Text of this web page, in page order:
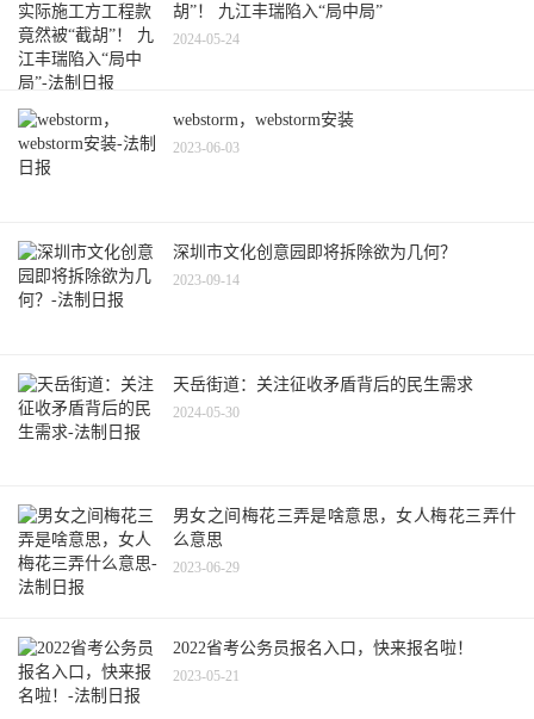
胡”！ 九江丰瑞陷入“局中局”
2024-05-24
webstorm，webstorm安装
2023-06-03
深圳市文化创意园即将拆除欲为几何？
2023-09-14
天岳街道：关注征收矛盾背后的民生需求
2024-05-30
男女之间梅花三弄是啥意思，女人梅花三弄什
么意思
2023-06-29
2022省考公务员报名入口，快来报名啦！
2023-05-21